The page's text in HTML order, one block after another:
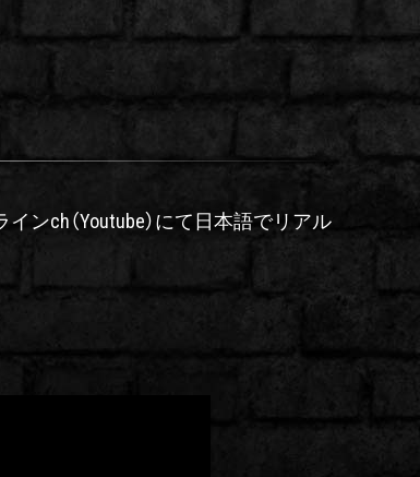
インch（Youtube）にて日本語でリアル